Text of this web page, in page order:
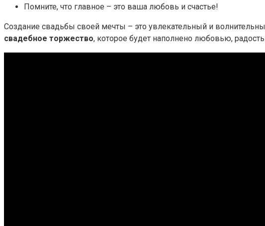
Помните, что главное – это ваша любовь и счастье!
Создание свадьбы своей мечты – это увлекательный и
свадебное торжество, которое будет наполнено любовью,